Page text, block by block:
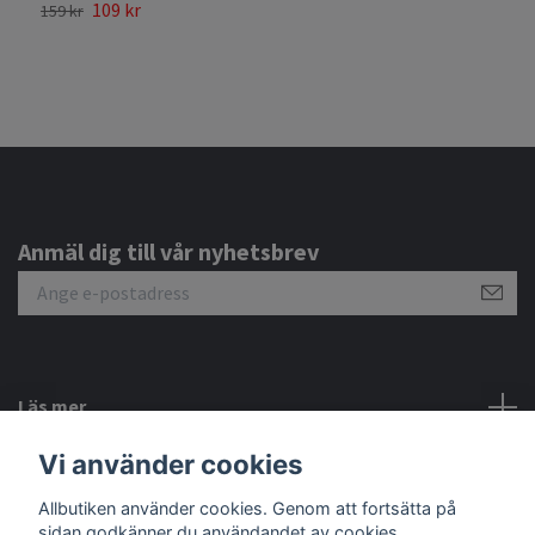
159 kr 109 kr
Anmäl dig till vår nyhetsbrev
Läs mer
Sociala medier
Vi använder cookies
Allbutiken använder cookies. Genom att fortsätta på